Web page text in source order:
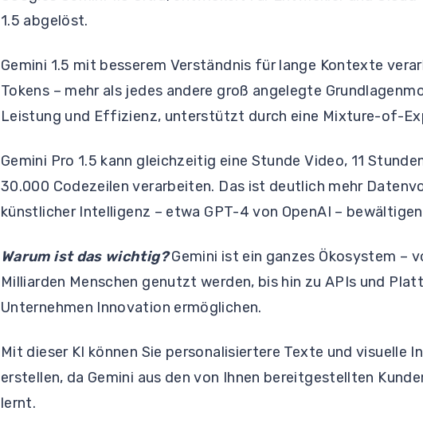
1.5 abgelöst.
Gemini 1.5 mit besserem Verständnis für lange Kontexte
Tokens – mehr als jedes andere groß angelegte
Leistung und Effizienz, unterstützt durch eine Mixture-of-
Gemini Pro 1.5 kann gleichzeitig eine Stunde Video, 11
30.000 Codezeilen verarbeiten. Das ist deutlich mehr
künstlicher Intelligenz – etwa GPT-4 von OpenAI –
Warum ist das wichtig?Gemini ist ein ganzes Ökosystem –
Milliarden Menschen genutzt werden, bis hin zu APIs und
Unternehmen Innovation ermöglichen.
Mit dieser KI können Sie personalisiertere Texte und visuelle
erstellen, da Gemini aus den von Ihnen bereitgestellten
lernt.